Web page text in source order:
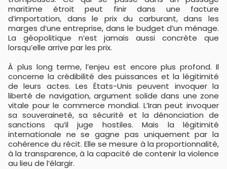
maritime étroit peut finir dans une facture
d’importation, dans le prix du carburant, dans les
marges d’une entreprise, dans le budget d’un ménage.
La géopolitique n’est jamais aussi concrète que
lorsqu’elle arrive par les prix.
À plus long terme, l’enjeu est encore plus profond. Il
concerne la crédibilité des puissances et la légitimité
de leurs actes. Les États-Unis peuvent invoquer la
liberté de navigation, argument solide dans une zone
vitale pour le commerce mondial. L’Iran peut invoquer
sa souveraineté, sa sécurité et la dénonciation de
sanctions qu’il juge hostiles. Mais la légitimité
internationale ne se gagne pas uniquement par la
cohérence du récit. Elle se mesure à la proportionnalité,
à la transparence, à la capacité de contenir la violence
au lieu de l’élargir.